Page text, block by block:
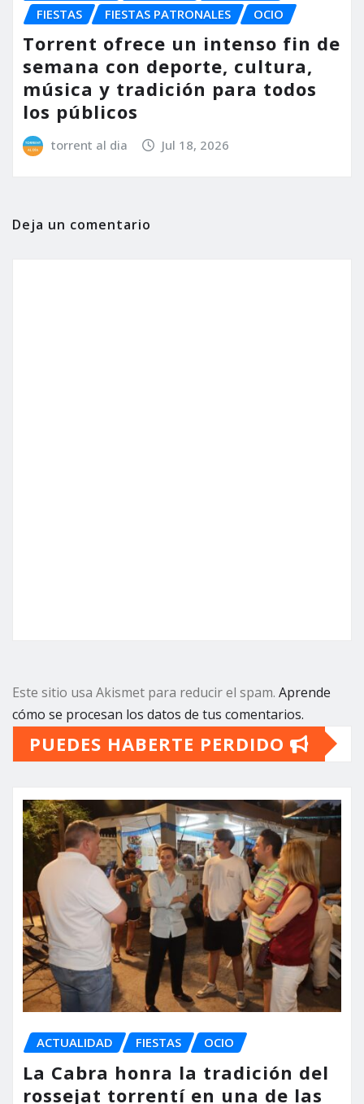
FIESTAS FIESTAS PATRONALES OCIO
Torrent ofrece un intenso fin de
semana con deporte, cultura,
música y tradición para todos
los públicos
torrent al dia Jul 18, 2026
Deja un comentario
Este sitio usa Akismet para reducir el spam. Aprende
cómo se procesan los datos de tus comentarios.
PUEDES HABERTE PERDIDO
ACTUALIDAD FIESTAS OCIO
La Cabra honra la tradición del
rossejat torrentí en una de las